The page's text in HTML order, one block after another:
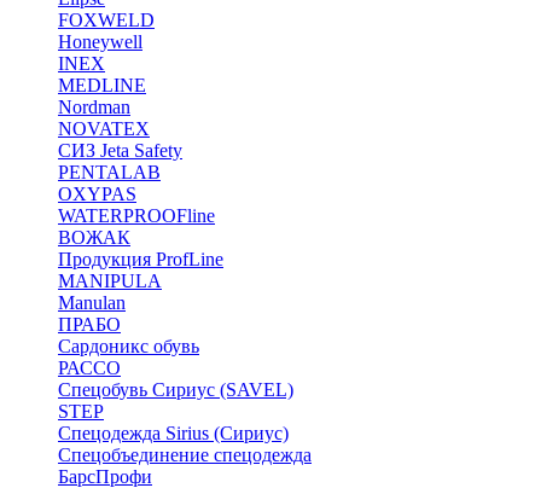
FOXWELD
Honeywell
INEX
MEDLINE
Nordman
NOVATEX
СИЗ Jeta Safety
PENTALAB
OXYPAS
WATERPROOFline
ВОЖАК
Продукция ProfLine
MANIPULA
Manulan
ПРАБО
Сардоникс обувь
РАССО
Спецобувь Сириус (SAVEL)
STEP
Спецодежда Sirius (Сириус)
Спецобъединение спецодежда
БарсПрофи